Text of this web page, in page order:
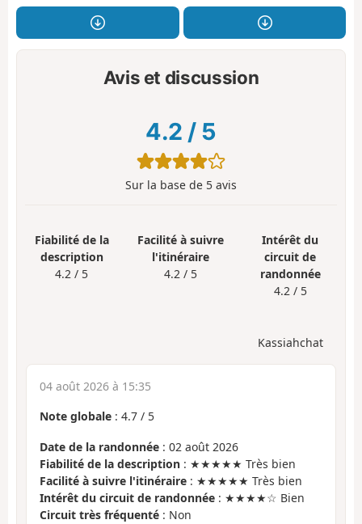
Avis et discussion
4.2 / 5
Sur la base de 5 avis
Fiabilité de la
description
4.2 / 5
Facilité à suivre
l'itinéraire
4.2 / 5
Intérêt du
circuit de
randonnée
4.2 / 5
Kassiahchat
04 août 2026 à 15:35
Note globale : 4.7 / 5
Date de la randonnée : 02 août 2026
Fiabilité de la description : ★★★★★ Très bien
Facilité à suivre l'itinéraire : ★★★★★ Très bien
Intérêt du circuit de randonnée : ★★★★☆ Bien
Circuit très fréquenté : Non